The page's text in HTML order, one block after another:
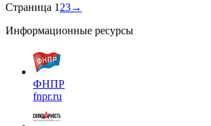
Страница 1 23→
Информационные ресурсы
ФНПР
fnpr.ru